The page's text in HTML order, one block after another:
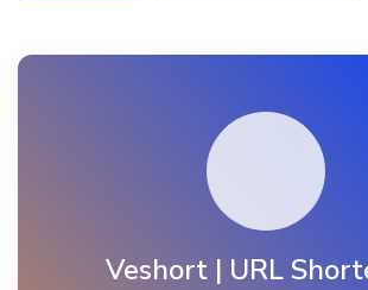
Veshort | URL